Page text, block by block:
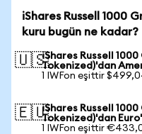
iShares Russell 1000
kuru bugün ne kadar?
🇺🇸iShares Russell
Tokenized)'dan
1 IWFon eşittir
🇪🇺iShares Russell
Tokenized)'dan
1 IWFon eşittir